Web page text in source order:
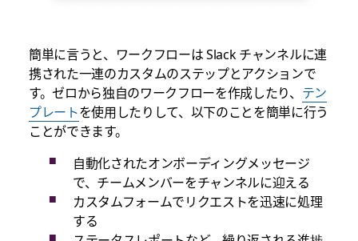
簡単に言うと、ワークフローは Slack チャンネルに連
携された一連のカスタムのステップとアクションで
す。ゼロから独自のワークフローを作成したり、 テン
プレートを使用したりして、以下のことを簡単に行う
ことができます。
自動化されたオンボーディングメッセージ
で、チームメンバーをチャンネルに迎える
カスタムフォームでリクエストを迅速に処理
する